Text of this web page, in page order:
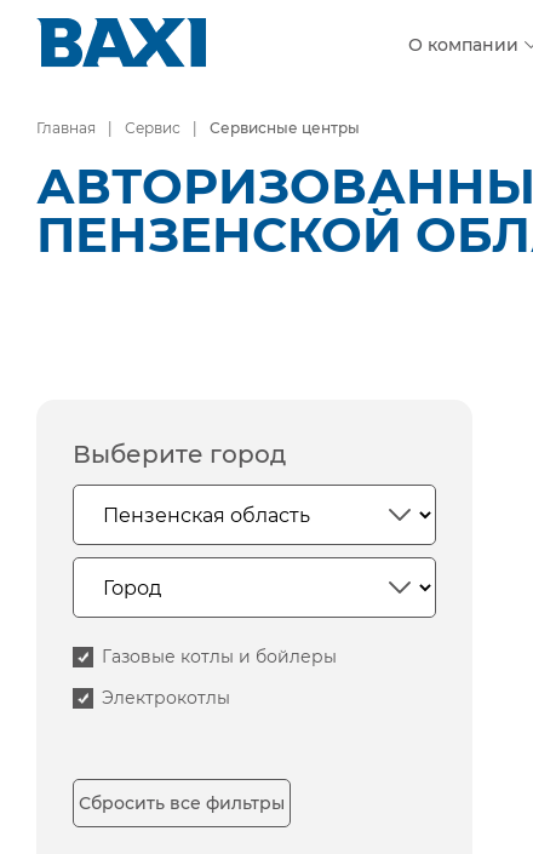
О компании
Главная Сервис Сервисные центры
ПЕНЗЕНСКОЙ
Выберите город
Газовые котлы и бойлеры
Электрокотлы
Сбросить все фильтры